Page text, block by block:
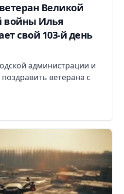
Великой
войны Илья
свой 103-й день
администрации и
ветерана с